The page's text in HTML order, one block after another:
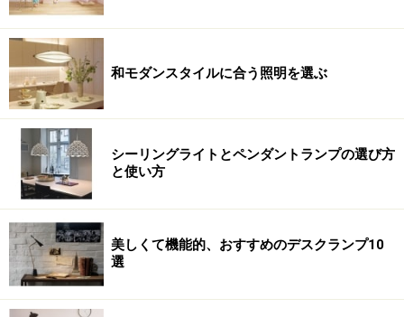
和モダンスタイルに合う照明を選ぶ
シーリングライトとペンダントランプの選び方
と使い方
美しくて機能的、おすすめのデスクランプ10
選